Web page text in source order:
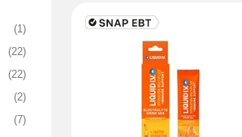
(1)
(22)
(22)
(2)
(7)